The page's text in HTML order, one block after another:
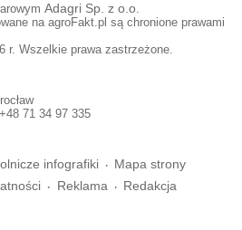
Adagri Sp. z o.o.
na agroFakt.pl są chronione prawami
r. Wszelkie prawa zastrzeżone.
+48 71 34 97 335
infografiki
Mapa strony
Reklama Redakcja